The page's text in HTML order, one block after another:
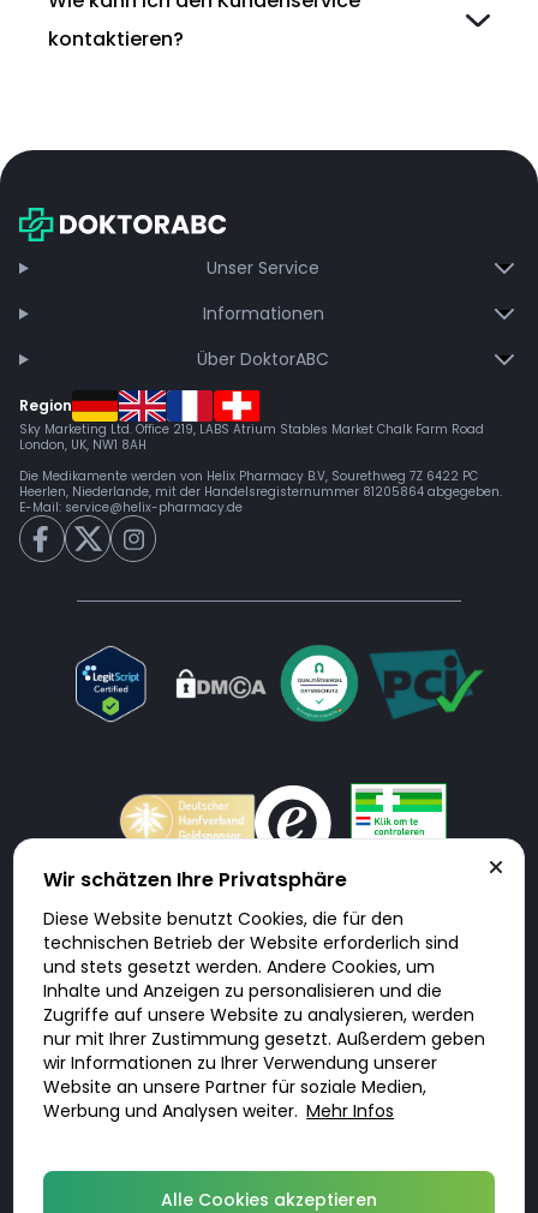
kontaktieren?
Unser Service
Informationen
Über DoktorABC
Region
Sky Marketing Ltd. Office 219, LABS Atrium Stables Market Chalk Farm Road
London, UK, NW1 8AH
Die Medikamente werden von Helix Pharmacy B.V, Sourethweg 7Z 6422 PC
Heerlen, Niederlande, mit der Handelsregisternummer 81205864 abgegeben.
E-Mail: service@helix-pharmacy.de
Doktorabc.com ist eine Vermittlungsplattform. Doktorabc ist ausdrücklich
keine Internetapotheke. Doktorabc bietet keine Medikamente oder
sonstige Produkte an oder liefert diese. Jegliche Informationen zu
Produkten, Medikamenten und Preisen auf der Internetseite beinhalten
kein Angebot von Doktorabc an Sie. Für die Einhaltung der in Ihrem Land
geltenden Gesetze und sonstigen Rechtsvorschriften sind Sie als Nutzer
selbst verantwortlich. Die Nutzung unseres Services auf Doktorabc durch
Sie erfolgt auf eigenes Risiko und in eigener Verantwortung. Sie erklären,
diese Internetseite aus eigener Initiative zu besuchen und zu nutzen.
Wir schätzen Ihre Privatsphäre
Diese Website benutzt Cookies, die für den
technischen Betrieb der Website erforderlich sind
und stets gesetzt werden. Andere Cookies, um
Inhalte und Anzeigen zu personalisieren und die
Zugriffe auf unsere Website zu analysieren, werden
nur mit Ihrer Zustimmung gesetzt. Außerdem geben
wir Informationen zu Ihrer Verwendung unserer
Website an unsere Partner für soziale Medien,
Werbung und Analysen weiter. Mehr Infos
Alle Cookies akzeptieren